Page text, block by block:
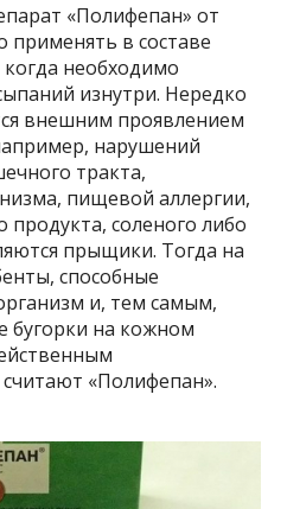
«Полифепан» от
в составе
необходимо
изнутри. Нередко
внешним проявлением
нарушений
тракта,
пищевой аллергии,
продукта, соленого либо
прыщики. Тогда на
способные
и, тем самым,
бугорки на кожном
«Полифепан».